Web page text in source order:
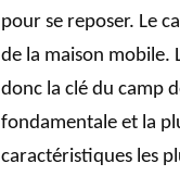
pour se reposer. Le
de la maison mobile.
donc la clé du camp
fondamentale et la
caractéristiques les